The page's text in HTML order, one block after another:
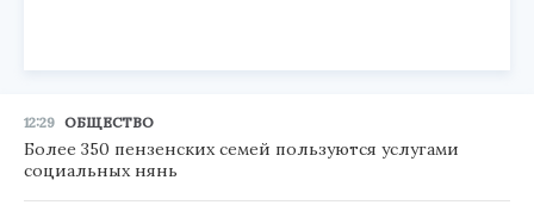
12:29 ОБЩЕСТВО
Более 350 пензенских семей пользуются услугами
социальных нянь